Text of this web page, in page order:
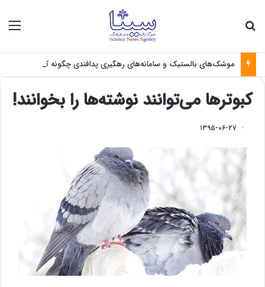
کبوترها می‌توانند نوشته‌ها را بخوانند!
۱۳۹۵-۰۶-۲۷